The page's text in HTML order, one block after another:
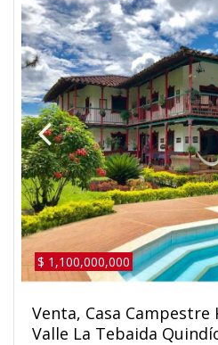
$ 1,100,000,000
Venta, Casa Campestre
Valle La Tebaida